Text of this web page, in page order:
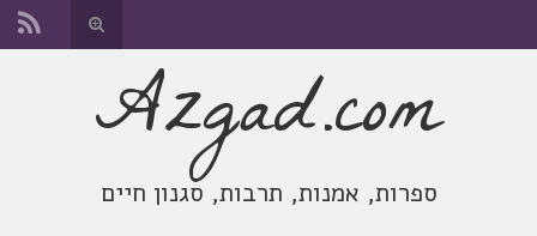
החלף
טופסAzgad.com
ספרות, אמנות, תרבות, סגנון חיים